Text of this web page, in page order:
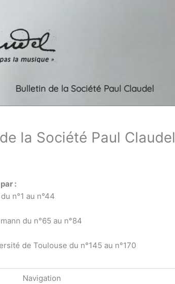
Bulletin de la Société Paul Claudel
la Société Paul Claudel
:
n°1 au n°44
du n°65 au n°84
de Toulouse du n°145 au n°170
Navigation